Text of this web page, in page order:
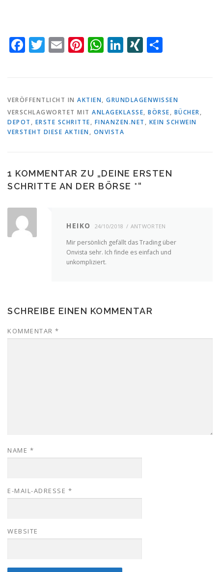
Facebook
Twitter
EmailPinterest
WhatsApp
LinkedIn
XING
VERÖFFENTLICHT IN AKTIEN, GRUNDLAGENWISSEN
VERSCHLAGWORTET MIT ANLAGEKLASSE, BÖRSE, BÜCHER,
DEPOT , ERSTE SCHRITTE, FINANZEN.NET , KEIN SCHWEIN
VERSTEHT DIESE AKTIEN, ONVISTA
1 KOMMENTAR ZU „DEINE ERSTEN
SCHRITTE AN DER BÖRSE *“
HEIKO 24/10/2018 ANTWORTEN
Mir persönlich gefällt das Trading über
Onvista sehr. Ich finde es einfach und
unkompliziert.
SCHREIBE EINEN KOMMENTAR
KOMMENTAR *
NAME *
E-MAIL-ADRESSE *
WEBSITE